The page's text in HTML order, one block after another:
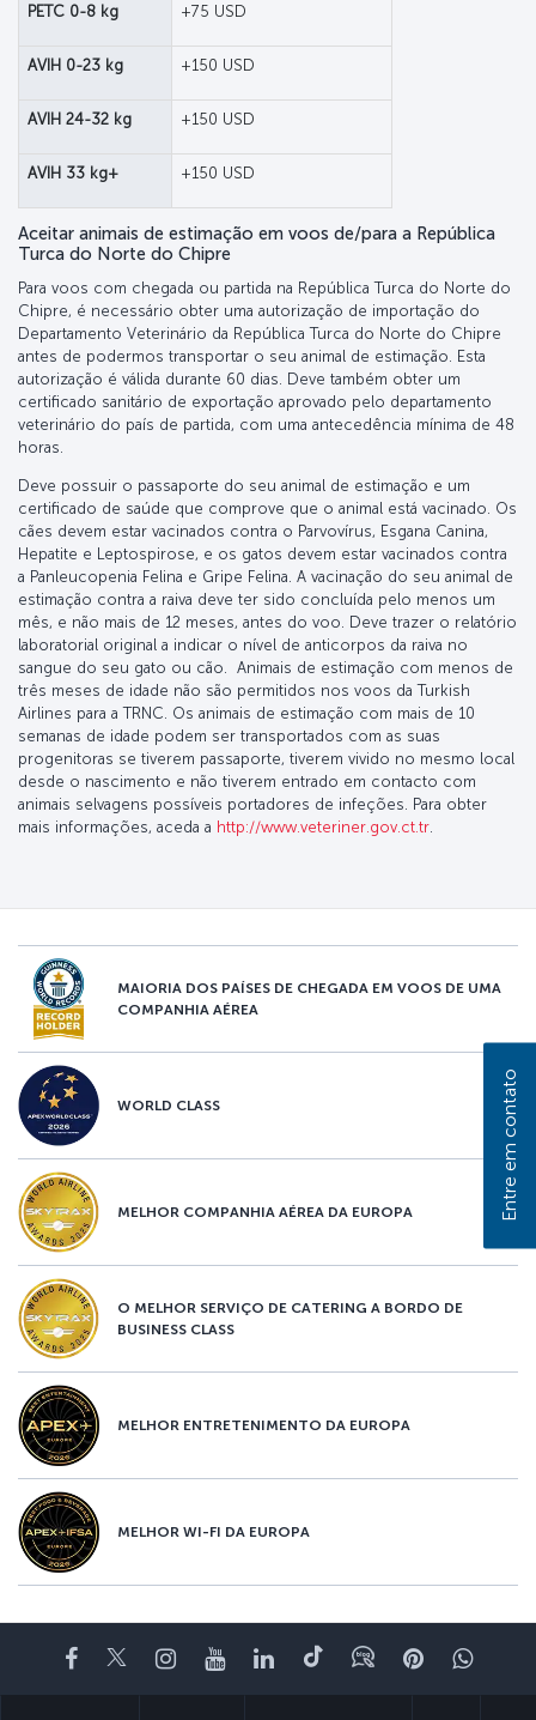
PETC 0-8 kg +75 USD
AVIH 0-23 kg +150 USD
AVIH 24-32 kg +150 USD
AVIH 33 kg+ +150 USD
Aceitar animais de estimação em voos de/para a República
Turca do Norte do Chipre
Para voos com chegada ou partida na República Turca do Norte do
Chipre, é necessário obter uma autorização de importação do
Departamento Veterinário da República Turca do Norte do Chipre
antes de podermos transportar o seu animal de estimação. Esta
autorização é válida durante 60 dias. Deve também obter um
certificado sanitário de exportação aprovado pelo departamento
veterinário do país de partida, com uma antecedência mínima de 48
horas.
Deve possuir o passaporte do seu animal de estimação e um
certificado de saúde que comprove que o animal está vacinado. Os
cães devem estar vacinados contra o Parvovírus, Esgana Canina,
Hepatite e Leptospirose, e os gatos devem estar vacinados contra
a Panleucopenia Felina e Gripe Felina. A vacinação do seu animal de
estimação contra a raiva deve ter sido concluída pelo menos um
mês, e não mais de 12 meses, antes do voo. Deve trazer o relatório
laboratorial original a indicar o nível de anticorpos da raiva no
sangue do seu gato ou cão. Animais de estimação com menos de
três meses de idade não são permitidos nos voos da Turkish
Airlines para a TRNC. Os animais de estimação com mais de 10
semanas de idade podem ser transportados com as suas
progenitoras se tiverem passaporte, tiverem vivido no mesmo local
desde o nascimento e não tiverem entrado em contacto com
animais selvagens possíveis portadores de infeções. Para obter
mais informações, aceda a http://www.veteriner.gov.ct.tr
MAIORIA DOS PAÍSES DE CHEGADA EM VOOS DE UMA
COMPANHIA AÉREA
WORLD CLASS
MELHOR COMPANHIA AÉREA DA EUROPA
O MELHOR SERVIÇO DE CATERING A BORDO DE
BUSINESS CLASS
MELHOR ENTRETENIMENTO DA EUROPA
MELHOR WI-FI DA EUROPA
Facebook
TwitterInstagram
YouTubeLinkedIn
TiktokBloguePinterest
Entre em contato